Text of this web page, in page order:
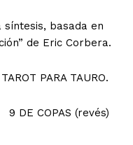
síntesis, basada en
de Eric Corbera.
PARA TAURO.
(revés)